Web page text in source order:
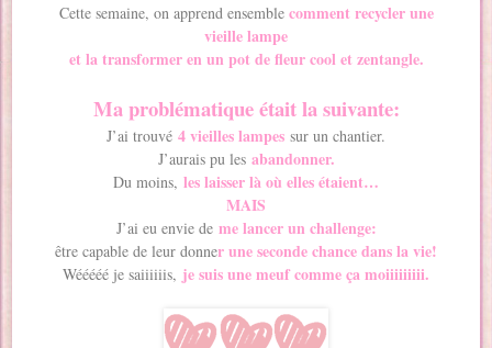
Cette semaine, on apprend ensemble comment recycler une
vieille lampe
et la transformer en un pot de fleur cool et zentangle.
Ma problématique était la suivante:
J’ai trouvé 4 vieilles lampes sur un chantier.
J’aurais pu les abandonner.
Du moins, les laisser là où elles étaient…
MAIS
J’ai eu envie de me lancer un challenge:
être capable de leur donner une seconde chance dans la vie!
Wééééé je saiiiiiis, je suis une meuf comme ça moiiiiiiiii.